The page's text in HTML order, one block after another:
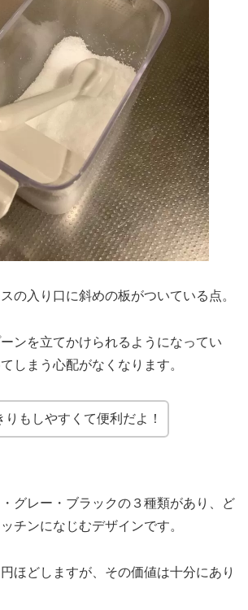
の入り口に斜めの板がついている点。
ンを立てかけられるようになってい
しまう心配がなくなります。
りもしやすくて便利だよ！
グレー・ブラックの３種類があり、ど
チンになじむデザインです。
ほどしますが、その価値は十分にあり